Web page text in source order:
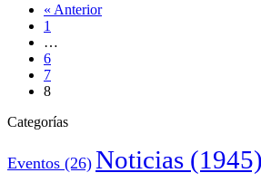
« Anterior
1
…
6
7
8
Categorías
Eventos (26) Noticias (1945)